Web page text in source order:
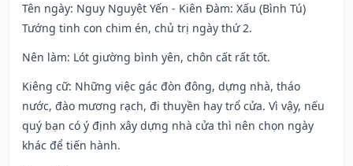
Tên ngày: Nguy Nguyệt Yến - Kiên Đàm: Xấu (Bình Tú)
Tướng tinh con chim én, chủ trị ngày thứ 2.
Nên làm: Lót giường bình yên, chôn cất rất tốt.
Kiêng cữ: Những việc gác đòn đông, dựng nhà, tháo
nước, đào mương rạch, đi thuyền hay trổ cửa. Vì vậy, nếu
quý bạn có ý định xây dựng nhà cửa thì nên chọn ngày
khác để tiến hành.